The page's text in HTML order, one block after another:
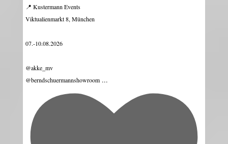
📍 Kustermann Events
Viktualienmarkt 8, München
07.-10.08.2026
@akke_mv
@berndschuermannshowroom ...